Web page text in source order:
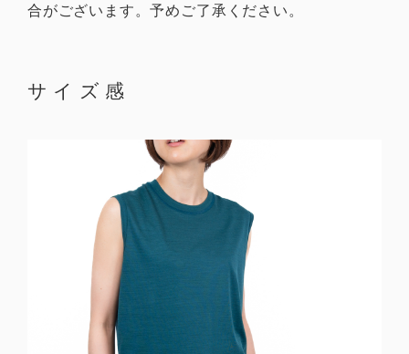
合がございます。予めご了承ください。
サイズ感